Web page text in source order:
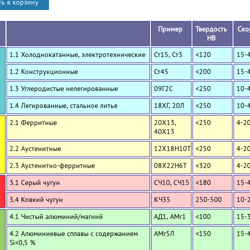
Пример
Твердость
HB
1.1 Холоднокатанные, электротехнические Ст15, Ст3 <120 15-
1.2 Конструкционные
Ст45 <200 15-
1.3 Углеродистые нелегированные
09Г2С <250 10-
1.4 Легированные, стальное литье
18ХГ, 20Л <250 10-
2.1 Ферритные
20Х13,
40Х13
<250 4-20
2.2 Аустенитные 12Х18Н10Т <250 4-20
2.3 Аустенитно-ферритные
08Х22Н6Т <320 4-20
3.1 Серый чугун СЧ10, СЧ15 <180 15-
3.4 Ковкий чугун
КЧ35 250-500 10-
4.1 Чистый алюминий/магний АД1, АМг1 <100 15-
4.2 Алюминиевые сплавы с содержанием
Si<0,5 %
АМг5Л <150 15-